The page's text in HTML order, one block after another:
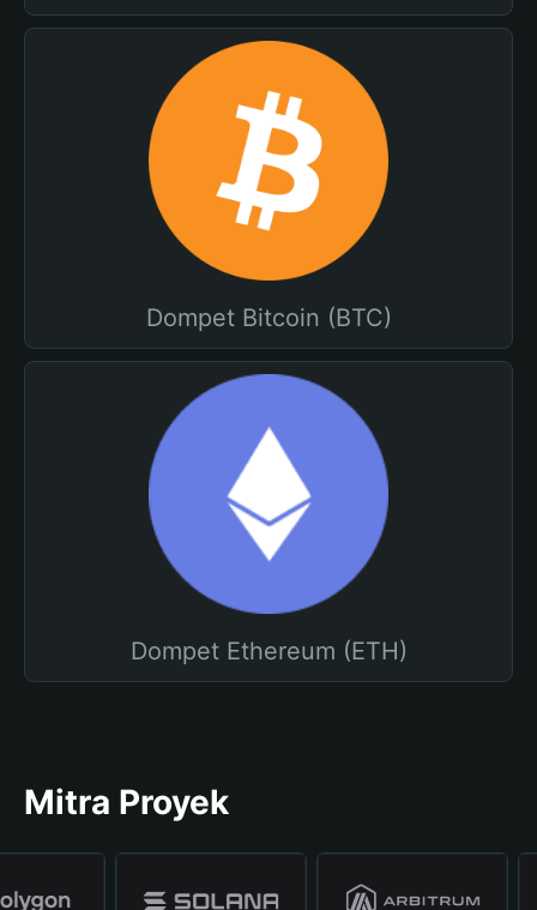
Dompet Bitcoin (BTC)
Dompet Ethereum (ETH)
Mitra Proyek